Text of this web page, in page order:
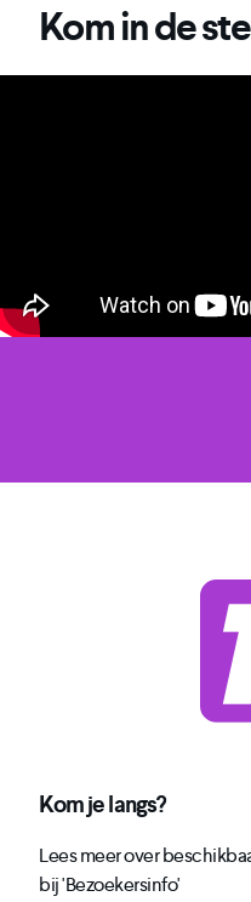
Kom in de
Kom je langs?
Lees meer over
bij 'Bezoekersinfo'